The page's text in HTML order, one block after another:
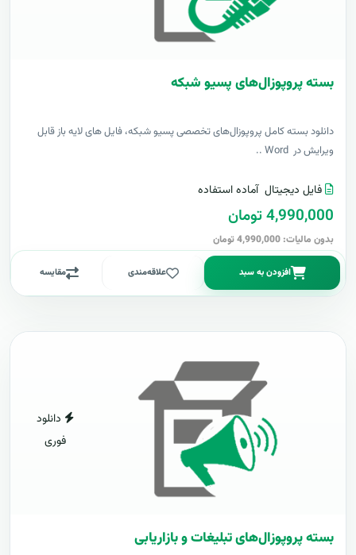
بسته پروپوزال‌های پسیو شبکه
دانلود بسته کامل پروپوزال‌های تخصصی پسیو شبکه، فایل های لایه باز قابل
ویرایش در Word ..
فایل دیجیتال آماده استفاده
4,990,000 تومان
بدون مالیات: 4,990,000 تومان
افزودن به سبد علاقه‌مندی مقایسه
دانلود
فوری
بسته پروپوزال‌های تبلیغات و بازاریابی